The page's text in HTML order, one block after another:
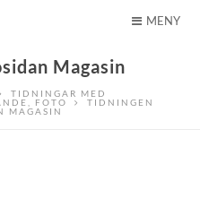
MENY
Magasin
TIDNINGAR MED
FOTO
TIDNINGEN
MAGASIN